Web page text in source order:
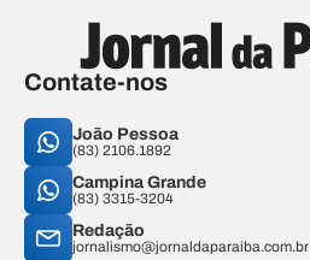
Contate-nos
João Pessoa
(83) 2106.1892
Campina Grande
(83) 3315-3204
Redação
jornalismo@jornaldaparaiba.com.br